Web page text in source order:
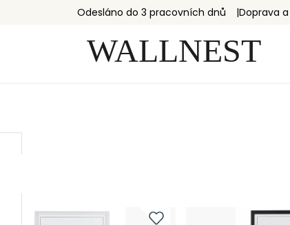
Odesláno do 3 pracovních dnů Doprava